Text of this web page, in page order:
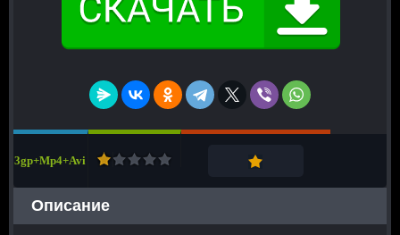
3gp+Mp4+Avi
Описание